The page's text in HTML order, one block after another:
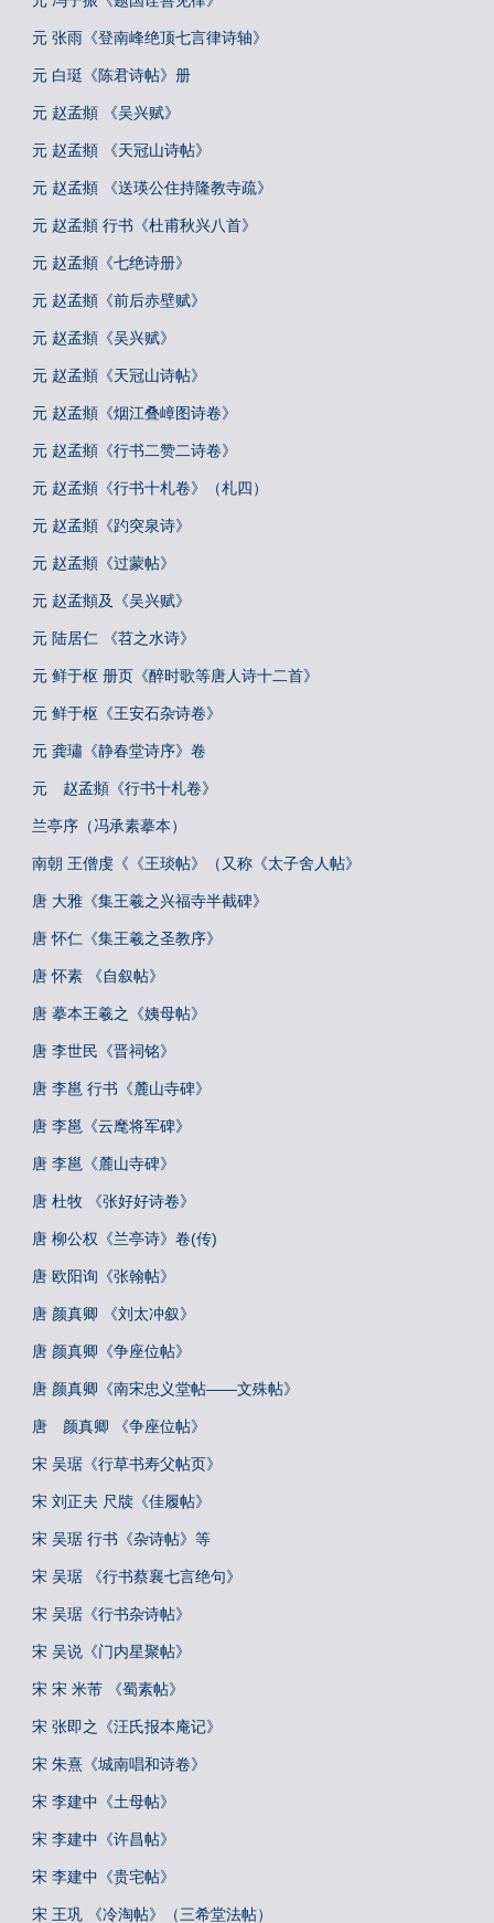
元 张雨《登南峰绝顶七言律诗轴》
元 白珽《陈君诗帖》册
元 赵孟頫 《吴兴赋》
元 赵孟頫 《天冠山诗帖》
元 赵孟頫 《送瑛公住持隆教寺疏》
元 赵孟頫 行书《杜甫秋兴八首》
元 赵孟頫《七绝诗册》
元 赵孟頫《前后赤壁赋》
元 赵孟頫《吴兴赋》
元 赵孟頫《天冠山诗帖》
元 赵孟頫《烟江叠嶂图诗卷》
元 赵孟頫《行书二赞二诗卷》
元 赵孟頫《行书十札卷》（札四）
元 赵孟頫《趵突泉诗》
元 赵孟頫《过蒙帖》
元 赵孟頫及《吴兴赋》
元 陆居仁 《苕之水诗》
元 鲜于枢 册页《醉时歌等唐人诗十二首》
元 鲜于枢《王安石杂诗卷》
元 龚璛《静春堂诗序》卷
元 赵孟頫《行书十札卷》
兰亭序（冯承素摹本）
南朝 王僧虔《《王琰帖》（又称《太子舍人帖》
唐 大雅《集王羲之兴福寺半截碑》
唐 怀仁《集王羲之圣教序》
唐 怀素 《自叙帖》
唐 摹本王羲之《姨母帖》
唐 李世民《晋祠铭》
唐 李邕 行书《麓山寺碑》
唐 李邕《云麾将军碑》
唐 李邕《麓山寺碑》
唐 杜牧 《张好好诗卷》
唐 柳公权《兰亭诗》卷(传)
唐 欧阳询《张翰帖》
唐 颜真卿 《刘太冲叙》
唐 颜真卿《争座位帖》
唐 颜真卿《南宋忠义堂帖——文殊帖》
唐 颜真卿 《争座位帖》
宋 吴琚《行草书寿父帖页》
宋 刘正夫 尺牍《佳履帖》
宋 吴琚 行书《杂诗帖》等
宋 吴琚 《行书蔡襄七言绝句》
宋 吴琚《行书杂诗帖》
宋 吴说《门内星聚帖》
宋 宋 米芾 《蜀素帖》
宋 张即之《汪氏报本庵记》
宋 朱熹《城南唱和诗卷》
宋 李建中《土母帖》
宋 李建中《许昌帖》
宋 李建中《贵宅帖》
宋 王巩 《冷淘帖》（三希堂法帖）